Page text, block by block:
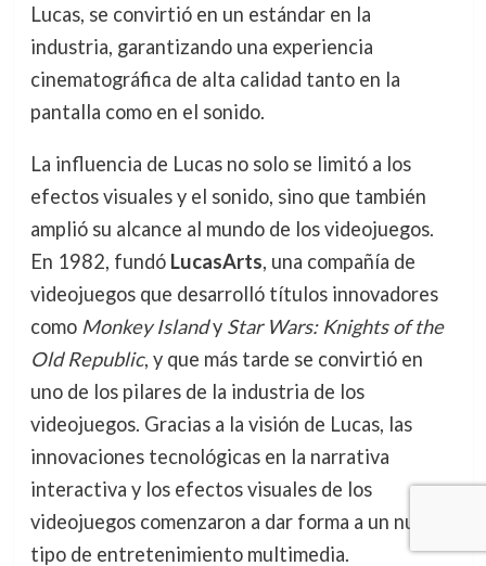
Lucas, se convirtió en un estándar en la
industria, garantizando una experiencia
cinematográfica de alta calidad tanto en la
pantalla como en el sonido.
La influencia de Lucas no solo se limitó a los
efectos visuales y el sonido, sino que también
amplió su alcance al mundo de los videojuegos.
En 1982, fundó LucasArts, una compañía de
videojuegos que desarrolló títulos innovadores
como Monkey Islandy Star Wars: Knights of the
Old Republic, y que más tarde se convirtió en
uno de los pilares de la industria de los
videojuegos. Gracias a la visión de Lucas, las
innovaciones tecnológicas en la narrativa
interactiva y los efectos visuales de los
videojuegos comenzaron a dar forma a un nuevo
tipo de entretenimiento multimedia.